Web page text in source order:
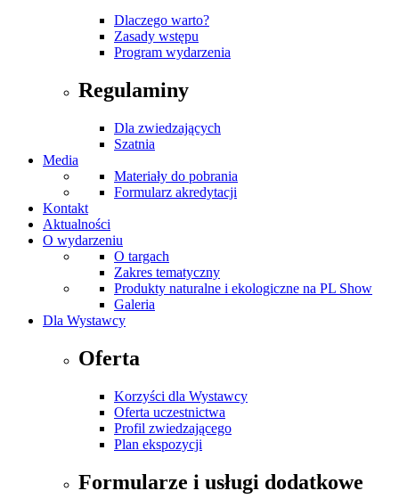
Dlaczego warto?
Zasady wstępu
Program wydarzenia
Regulaminy
Dla zwiedzających
Szatnia
Media
Materiały do pobrania
Formularz akredytacji
Kontakt
Aktualności
O wydarzeniu
O targach
Zakres tematyczny
Produkty naturalne i ekologiczne na PL Show
Galeria
Dla Wystawcy
Oferta
Korzyści dla Wystawcy
Oferta uczestnictwa
Profil zwiedzającego
Plan ekspozycji
Formularze i usługi dodatkowe